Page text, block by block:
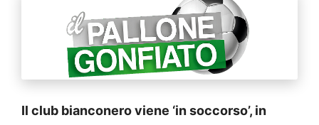
Il club bianconero viene ‘in soccorso’, in